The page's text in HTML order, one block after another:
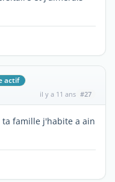
actif
il y a 11 ans #27
ta famille j'habite a ain